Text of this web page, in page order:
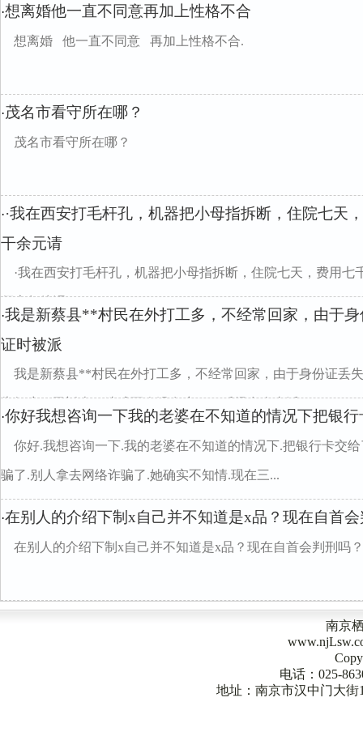
·想离婚他一直不同意再加上性格不合
想离婚 他一直不同意 再加上性格不合.
·茂名市看守所在哪？
茂名市看守所在哪？
··我在西安打毛杆孔，机器把小母指拆断，住院七天
干余元请
·我在西安打毛杆孔，机器把小母指拆断，住院七天，费用
师应怎处浬？
·我是新蔡县**村民在外打工多，不经常回家，由于
证时被派
我是新蔡县**村民在外打工多，不经常回家，由于身份证丢
告知户口已迁走，造成至今没有户口，后经多次去派...
·你好我想咨询一下我的老婆在不知道的情况下把银
你好.我想咨询一下.我的老婆在不知道的情况下.把银行卡交
骗了.别人拿去网络诈骗了.她确实不知情.现在三...
·在别人的介绍下制x自己并不知道是x品？现在自首
在别人的介绍下制x自己并不知道是x品？现在自首会判刑吗？
南京
电话：025-
地址：南京市汉中门大